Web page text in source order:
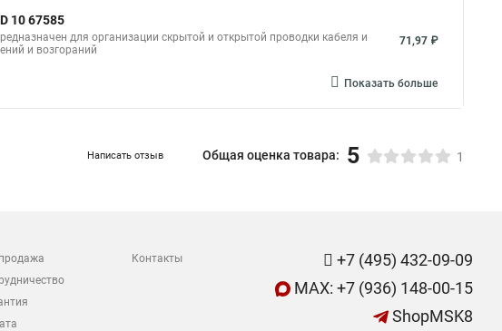
10 67585
для организации скрытой и открытой проводки кабеля и
и возгораний
71,97 ₽
Показать больше
Написать отзыв Общая оценка товара: 5 1
Контакты
+7 (495) 432-09-09
MAX: +7 (936) 148-00-15
ShopMSK8